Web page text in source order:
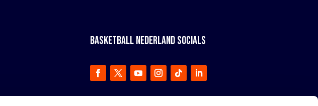
BASKETBALL NEDERLAND SOCIALS